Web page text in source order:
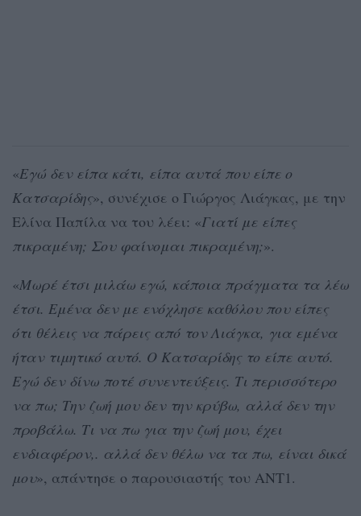
«Εγώ δεν είπα κάτι, είπα αυτά που είπε ο
Κατσαρίδης», συνέχισε ο Γιώργος Λιάγκας, με την
Ελίνα Παπίλα να του λέει: «Γιατί με είπες
πικραμένη; Σου φαίνομαι πικραμένη;».
«Μωρέ έτσι μιλάω εγώ, κάποια πράγματα τα λέω
έτσι. Εμένα δεν με ενόχλησε καθόλου που είπες
ότι θέλεις να πάρεις από τον Λιάγκα, για εμένα
ήταν τιμητικό αυτό. Ο Κατσαρίδης το είπε αυτό.
Εγώ δεν δίνω ποτέ συνεντεύξεις. Τι περισσότερο
να πω; Την ζωή μου δεν την κρύβω, αλλά δεν την
προβάλω. Τι να πω για την ζωή μου, έχει
ενδιαφέρον,. αλλά δεν θέλω να τα πω, είναι δικά
μου», απάντησε ο παρουσιαστής του ΑΝΤ1.